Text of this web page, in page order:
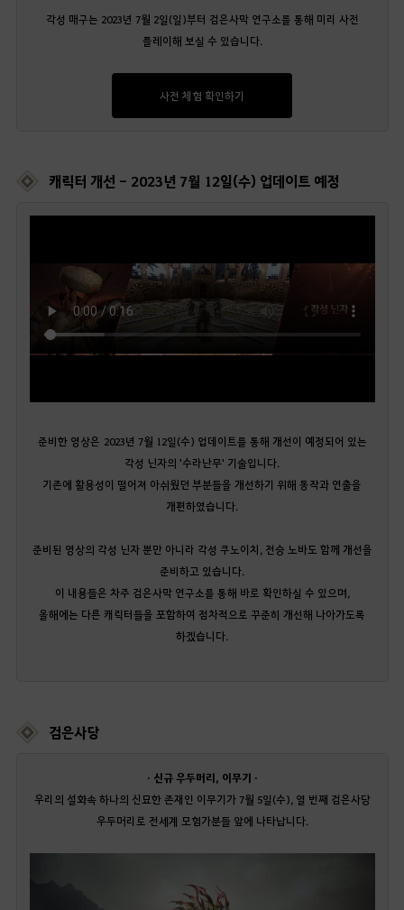
각성 매구는 2023년 7월 2일(일)부터 검은사막 연구소를 통해 미리 사전
플레이해 보실 수 있습니다.
사전 체험 확인하기
캐릭터 개선 - 2023년 7월 12일(수) 업데이트 예정
준비한 영상은 2023년 7월 12일(수) 업데이트를 통해 개선이 예정되어 있는
각성 닌자의 '수라난무' 기술입니다.
기존에 활용성이 떨어져 아쉬웠던 부분들을 개선하기 위해 동작과 연출을
개편하였습니다.
준비된 영상의 각성 닌자 뿐만 아니라 각성 쿠노이치, 전승 노바도 함께 개선을
준비하고 있습니다.
이 내용들은 차주 검은사막 연구소를 통해 바로 확인하실 수 있으며,
올해에는 다른 캐릭터들을 포함하여 점차적으로 꾸준히 개선해 나아가도록
하겠습니다.
검은사당
· 신규 우두머리, 이무기 ·
우리의 설화속 하나의 신묘한 존재인 이무기가 7월 5일(수), 열 번째 검은사당
우두머리로 전세계 모험가분들 앞에 나타납니다.